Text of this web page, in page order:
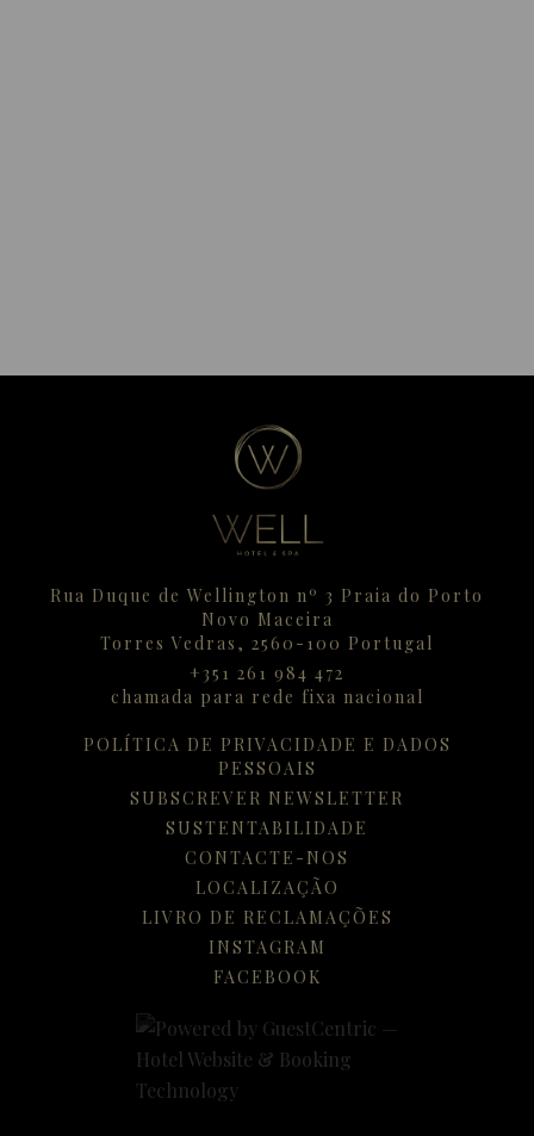
Rua Duque de Wellington nº 3 Praia do Porto
Novo Maceira
Torres Vedras, 2560-100 Portugal
+351 261 984 472
chamada para rede fixa nacional
POLÍTICA DE PRIVACIDADE E DADOS
PESSOAIS
SUBSCREVER NEWSLETTER
SUSTENTABILIDADE
CONTACTE-NOS
LOCALIZAÇÃO
LIVRO DE RECLAMAÇÕES
INSTAGRAM
FACEBOOK